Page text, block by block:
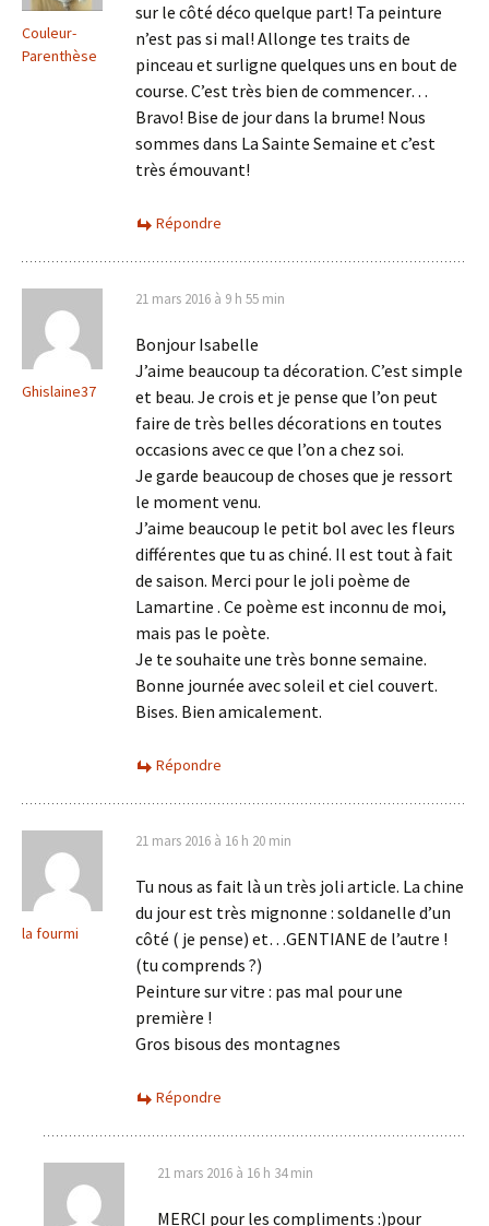
Couleur-
Parenthèse
sur le côté déco quelque part! Ta peinture
n’est pas si mal! Allonge tes traits de
pinceau et surligne quelques uns en bout de
course. C’est très bien de commencer…
Bravo! Bise de jour dans la brume! Nous
sommes dans La Sainte Semaine et c’est
très émouvant!
Répondre
Ghislaine37
21 mars 2016 à 9 h 55 min
Bonjour Isabelle
J’aime beaucoup ta décoration. C’est simple
et beau. Je crois et je pense que l’on peut
faire de très belles décorations en toutes
occasions avec ce que l’on a chez soi.
Je garde beaucoup de choses que je ressort
le moment venu.
J’aime beaucoup le petit bol avec les fleurs
différentes que tu as chiné. Il est tout à fait
de saison. Merci pour le joli poème de
Lamartine . Ce poème est inconnu de moi,
mais pas le poète.
Je te souhaite une très bonne semaine.
Bonne journée avec soleil et ciel couvert.
Bises. Bien amicalement.
Répondre
la fourmi
21 mars 2016 à 16 h 20 min
Tu nous as fait là un très joli article. La chine
du jour est très mignonne : soldanelle d’un
côté ( je pense) et…GENTIANE de l’autre !
(tu comprends ?)
Peinture sur vitre : pas mal pour une
première !
Gros bisous des montagnes
Répondre
21 mars 2016 à 16 h 34 min
MERCI pour les compliments :)pour